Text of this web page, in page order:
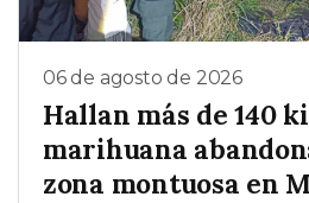
06 de agosto de 2026
Hallan más de 140
marihuana
zona montuosa en